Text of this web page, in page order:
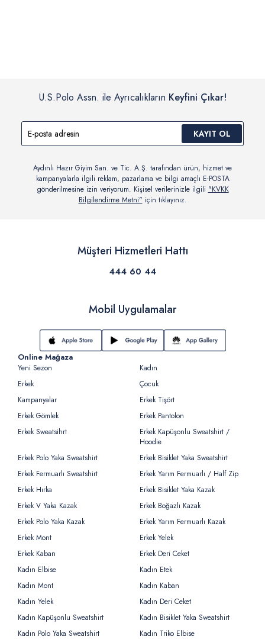
U.S.Polo Assn. ile Ayrıcalıkların Keyfini Çıkar!
KAYIT OL
Aydınlı Hazır Giyim San. ve Tic. A.Ş. tarafından ürün, hizmet ve
kampanyalarla ilgili reklam, pazarlama ve bilgi amaçlı E-POSTA
gönderilmesine izin veriyorum. Kişisel verilerinizle ilgili "KVKK
Bilgilendirme Metni" için tıklayınız.
Müşteri Hizmetleri Hattı
444 60 44
Mobil Uygulamalar
Online Mağaza
Yeni Sezon
Kadın
Erkek
Çocuk
Kampanyalar
Erkek Tişört
Erkek Gömlek
Erkek Pantolon
Erkek Sweatsihrt
Erkek Kapüşonlu Sweatshirt /
Hoodie
Erkek Polo Yaka Sweatshirt
Erkek Bisiklet Yaka Sweatshirt
Erkek Fermuarlı Sweatshirt
Erkek Yarım Fermuarlı / Half Zip
Erkek Hırka
Erkek Bisiklet Yaka Kazak
Erkek V Yaka Kazak
Erkek Boğazlı Kazak
Erkek Polo Yaka Kazak
Erkek Yarım Fermuarlı Kazak
Erkek Mont
Erkek Yelek
Erkek Kaban
Erkek Deri Ceket
Kadın Elbise
Kadın Etek
Kadın Mont
Kadın Kaban
Kadın Yelek
Kadın Deri Ceket
Kadın Kapüşonlu Sweatshirt
Kadın Bisiklet Yaka Sweatshirt
Kadın Polo Yaka Sweatshirt
Kadın Triko Elbise